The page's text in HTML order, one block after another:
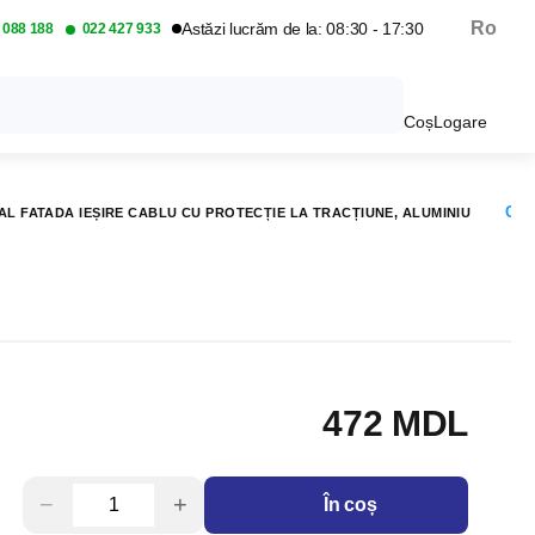
188 022 427 933 Astăzi lucrăm de la: 08:30 - 17:30 Ro
CoșLogare
FATADA IEȘIRE CABLU CU PROTECȚIE LA TRACȚIUNE, ALUMINIU
472 MDL
− + În coș